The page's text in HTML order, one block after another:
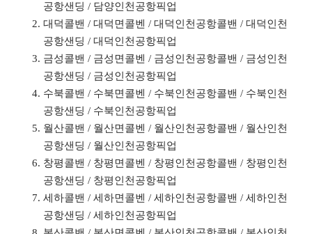
공항샌딩 / 담양인천공항픽업
대덕콜밴 / 대덕면콜벤 / 대덕인천공항콜밴 / 대덕인천
공항샌딩 / 대덕인천공항픽업
금성콜밴 / 금성면콜벤 / 금성인천공항콜밴 / 금성인천
공항샌딩 / 금성인천공항픽업
수북콜밴 / 수북면콜벤 / 수북인천공항콜밴 / 수북인천
공항샌딩 / 수북인천공항픽업
월산콜밴 / 월산면콜벤 / 월산인천공항콜밴 / 월산인천
공항샌딩 / 월산인천공항픽업
창평콜밴 / 창평면콜벤 / 창평인천공항콜밴 / 창평인천
공항샌딩 / 창평인천공항픽업
세하콜밴 / 세하면콜벤 / 세하인천공항콜밴 / 세하인천
공항샌딩 / 세하인천공항픽업